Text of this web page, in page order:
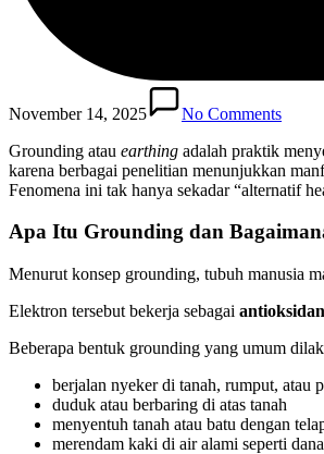
November 14, 2025
No Comments
Grounding atau earthing adalah praktik
karena berbagai penelitian menunjukkan
Fenomena ini tak hanya sekadar “alternatif
Apa Itu Grounding dan
Menurut konsep grounding, tubuh manusia
Elektron tersebut bekerja sebagai
Beberapa bentuk grounding yang umum
berjalan nyeker di tanah, rumput, atau
duduk atau berbaring di atas tanah
menyentuh tanah atau batu dengan
merendam kaki di air alami seperti